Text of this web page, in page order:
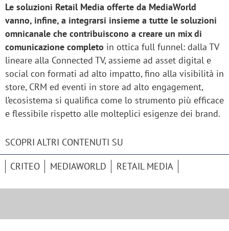
Le soluzioni Retail Media offerte da MediaWorld
vanno, infine, a integrarsi insieme a tutte le soluzioni
omnicanale che contribuiscono a creare un mix di
comunicazione completo in ottica full funnel: dalla TV
lineare alla Connected TV, assieme ad asset digital e
social con formati ad alto impatto, fino alla visibilità in
store, CRM ed eventi in store ad alto engagement,
l’ecosistema si qualifica come lo strumento più efficace
e flessibile rispetto alle molteplici esigenze dei brand.
SCOPRI ALTRI CONTENUTI SU
CRITEO MEDIAWORLD RETAIL MEDIA